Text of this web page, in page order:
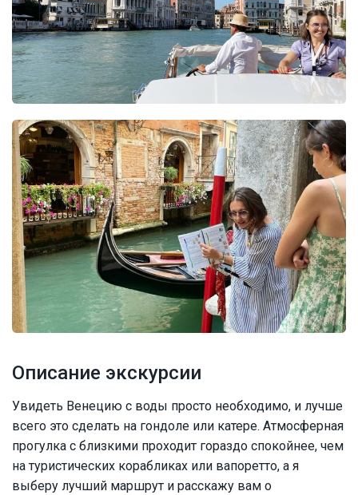
Описание экскурсии
Увидеть Венецию с воды просто необходимо, и лучше
всего это сделать на гондоле или катере. Атмосферная
прогулка с близкими проходит гораздо спокойнее, чем
на туристических корабликах или вапоретто, а я
выберу лучший маршрут и расскажу вам о